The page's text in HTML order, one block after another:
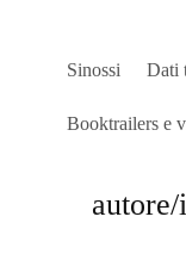
Sinossi Dati
Booktrailers e